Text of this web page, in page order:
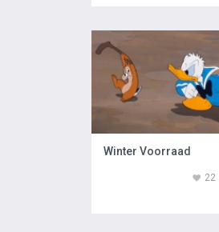
Winter Voorraad
22